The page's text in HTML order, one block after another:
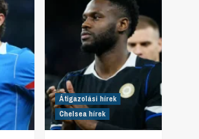
Átigazolási hírek
Chelsea hírek